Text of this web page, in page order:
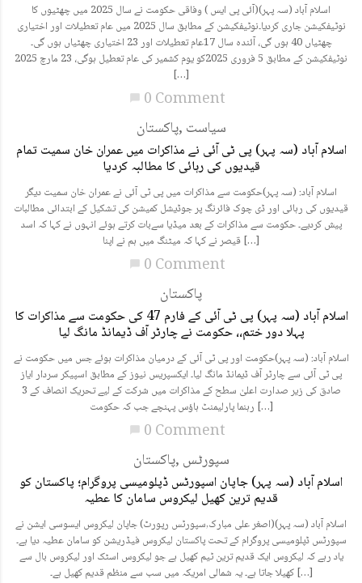
اسلام آباد (سہ پہر)(آئی پی ایس ) وفاقی حکومت نے سال 2025 میں چھٹیوں کا
نوٹیفکیشن جاری کردیا۔نوٹیفکیشن کے مطابق سال 2025 میں عام تعطیلات اور اختیاری
چھٹیاں 40 ہوں گی، آئندہ سال 17عام تعطیلات اور 23 اختیاری چھٹیاں ہوں گی۔
نوٹیفکیشن کے مطابق 5 فروری 2025کو یوم کشمیر کی عام تعطیل ہوگی، 23 مارچ 2025
[…]
0 Comment
پاکستان, سیاست
اسلام آباد (سہ پہر) پی ٹی آئی نے مذاکرات میں عمران خان سمیت تمام
قیدیوں کی رہائی کا مطالبہ کردیا
اسلام آباد: (سہ پہر)حکومت سے مذاکرات میں پی ٹی آئی نے عمران خان سمیت دیگر
قیدیوں کی رہائی اور ڈی چوک فائرنگ پر جوڈیشل کمیشن کی تشکیل کے ابتدائی مطالبات
پیش کردیے۔ حکومت سے مذاکرات کے بعد میڈیا سےبات کرتے ہوئے انہوں نے کہا کہ اسد
قیصر نے کہا کہ میٹنگ میں ہم نے اپنا […]
0 Comment
پاکستان
اسلام آباد (سہ پہر) پی ٹی آئی کے فارم 47 کی حکومت سے مذاکرات کا
پہلا دور ختم،، حکومت نے چارٹر آف ڈیمانڈ مانگ لیا
اسلام آباد: (سہ پہر)حکومت اور پی ٹی آئی کے درمیان مذاکرات ہوئے جس میں حکومت نے
پی ٹی آئی سے چارٹر آف ڈیمانڈ مانگ لیا۔ ایکسپریس نیوز کے مطابق اسپیکر سردار ایاز
صادق کی زیر صدارت اعلیٰ سطح کے مذاکرات میں شرکت کے لیے تحریک انصاف کے 3
رہنما پارلیمنٹ ہاؤس پہنچے جب کہ حکومت […]
0 Comment
پاکستان, سپورٹس
اسلام آباد (سہ پہر) جاپان اسپورٹس ڈپلومیسی پروگرام؛ پاکستان کو
قدیم ترین کھیل لیکروس سامان کا عطیہ
اسلام آباد (سہ پہر)(اصغر علی مبارک,سپورٹس رپورٹ) جاپان لیکروس ایسوسی ایشن نے
سپورٹس ڈپلومیسی پروگرام کے تحت پاکستان لیکروس فیڈریشن کو سامان عطیہ دیا ہے۔
یاد رہے کہ لیکروس ایک قدیم ترین ٹیم کھیل ہے جو لیکروس اسٹک اور لیکروس بال سے
کھیلا جاتا ہے۔ یہ شمالی امریکہ میں سب سے منظم قدیم کھیل ہے۔ […]